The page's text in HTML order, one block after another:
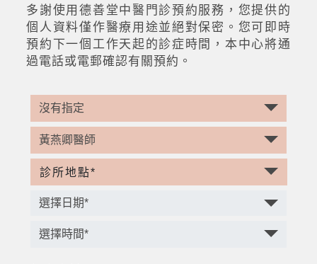
多謝使用德善堂中醫門診預約服務，您提供的
個人資料僅作醫療用途並絕對保密。您可即時
預約下一個工作天起的診症時間，本中心將通
過電話或電郵確認有關預約。
診所地點*